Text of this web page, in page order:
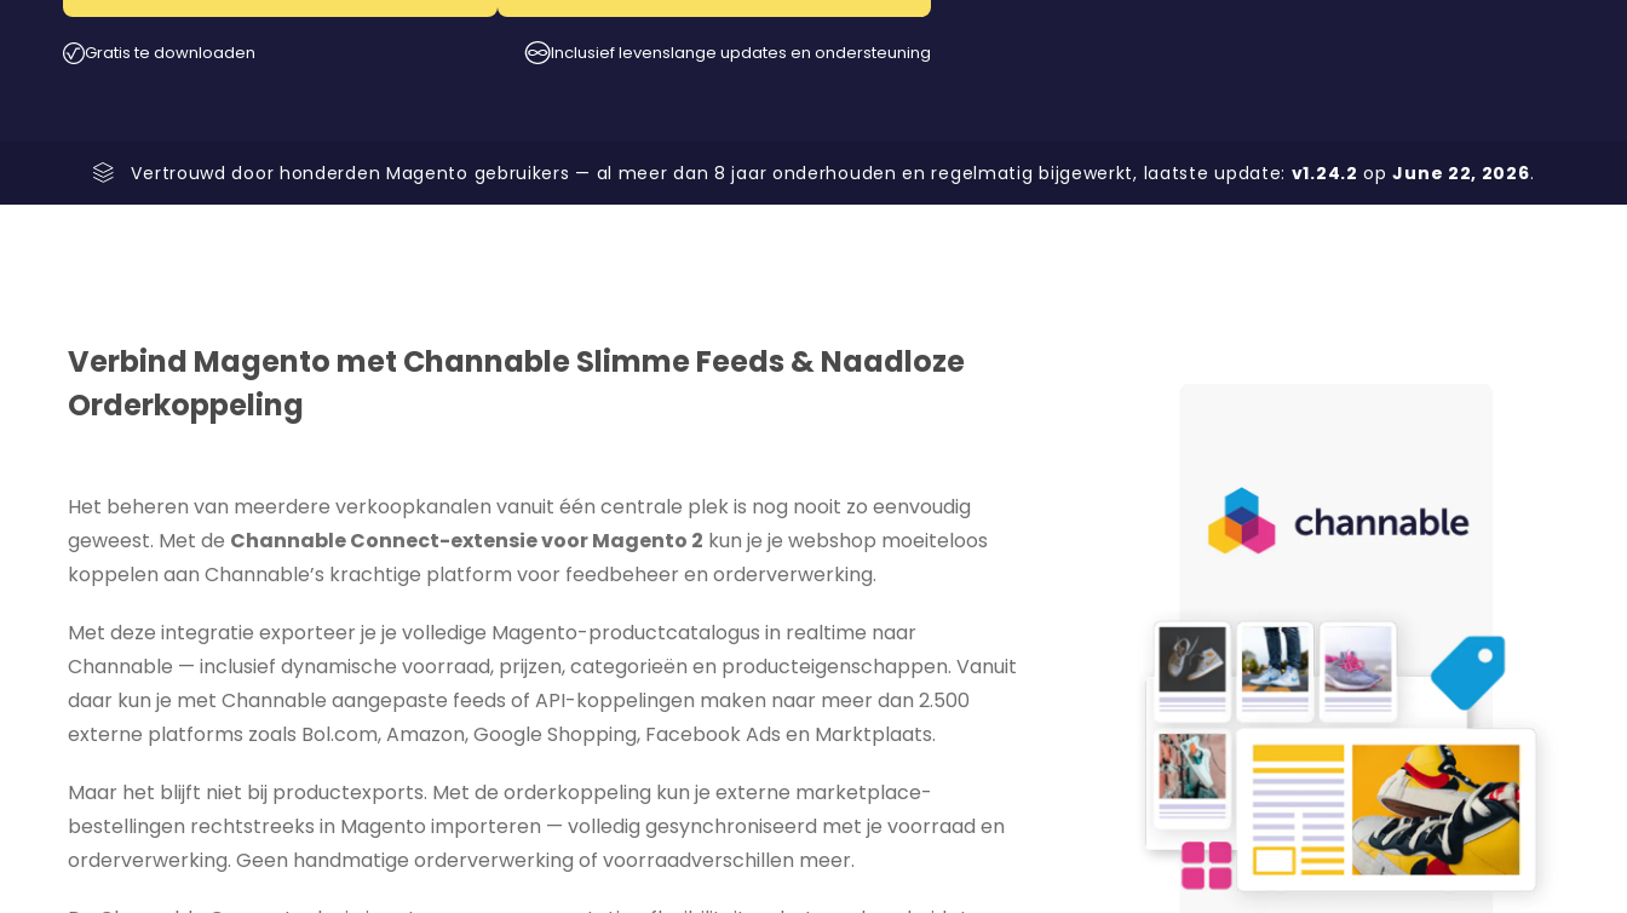
Gratis te downloaden Inclusief levenslange updates en ondersteuning
Vertrouwd door honderden Magento gebruikers — al meer dan 8 jaar onderhouden en regelmatig bijgewerkt, laatste update: v1.24.2 opJune 22, 2026.
Verbind Magento met Channable Slimme Feeds & Naadloze
Orderkoppeling
Het beheren van meerdere verkoopkanalen vanuit één centrale plek is nog nooit zo eenvoudig
geweest. Met de Channable Connect-extensie voor Magento 2 kun je je webshop moeiteloos
koppelen aan Channable’s krachtige platform voor feedbeheer en orderverwerking.
Met deze integratie exporteer je je volledige Magento-productcatalogus in realtime naar
Channable — inclusief dynamische voorraad, prijzen, categorieën en producteigenschappen. Vanuit
daar kun je met Channable aangepaste feeds of API-koppelingen maken naar meer dan 2.500
externe platforms zoals Bol.com, Amazon, Google Shopping, Facebook Ads en Marktplaats.
Maar het blijft niet bij productexports. Met de orderkoppeling kun je externe marketplace-
bestellingen rechtstreeks in Magento importeren — volledig gesynchroniseerd met je voorraad en
orderverwerking. Geen handmatige orderverwerking of voorraadverschillen meer.